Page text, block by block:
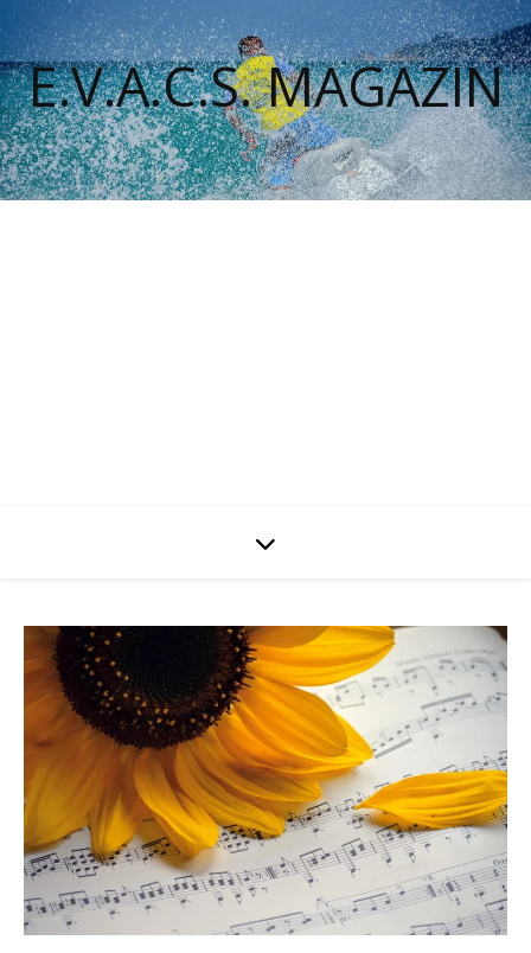
E.V.A.C.S. MAGAZIN